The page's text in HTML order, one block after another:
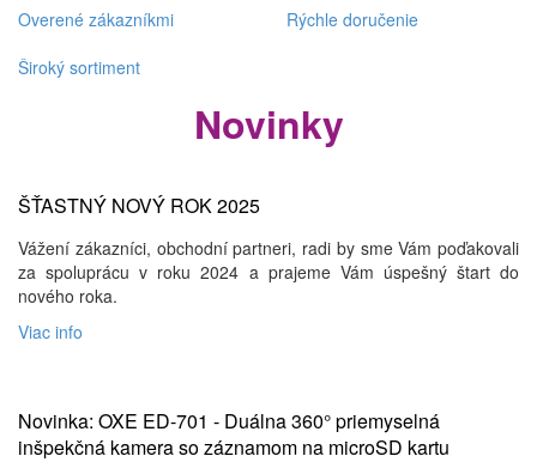
Overené zákazníkmi
Rýchle doručenie
Široký sortiment
Novinky
ŠŤASTNÝ NOVÝ ROK 2025
Vážení zákazníci, obchodní partneri, radi by sme Vám poďakovali
za spoluprácu v roku 2024 a prajeme Vám úspešný štart do
nového roka.
Viac info
Novinka: OXE ED-701 - Duálna 360° priemyselná
inšpekčná kamera so záznamom na microSD kartu